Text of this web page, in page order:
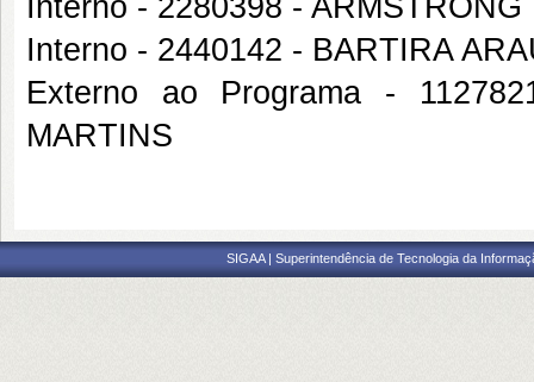
Interno - 2280398 -
Interno - 2440142 - BARTIRA
Externo ao Programa -
MARTINS
SIGAA | Superintendência de Tecnologia da